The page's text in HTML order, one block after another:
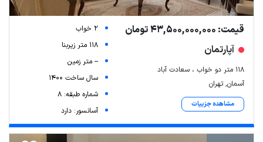
قیمت: 43,500,000,000 تومان
آپارتمان
۱۱۸ متر دو خواب ، سعادت آباد
آسمان, تهران
مشاهده جزییات
2 خواب
118 متر زیربنا
-- متر زمین
سال ساخت 1400
شماره طبقه: 8
آسانسور: دارد